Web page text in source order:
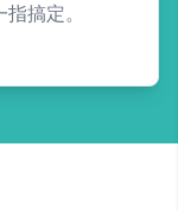
搞定。